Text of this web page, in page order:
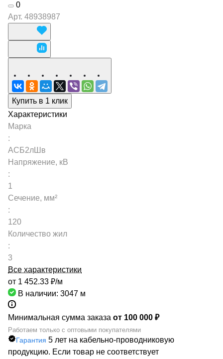
0
Арт. 48938987
Купить в 1 клик
Характеристики
Марка
:
АСБ2лШв
Напряжение, кВ
:
1
Сечение, мм²
:
120
Количество жил
:
3
Все характеристики
от 1 452.33 ₽/м
В наличии: 3047 м
Минимальная сумма заказа от 100 000 ₽
Работаем только с оптовыми покупателями
Гарантия 5 лет на кабельно-проводниковую
продукцию. Если товар не соответствует